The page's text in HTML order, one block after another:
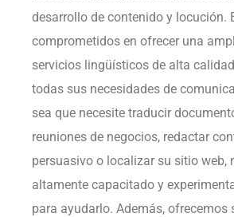
desarrollo de contenido y locución.
comprometidos en ofrecer una
servicios lingüísticos de alta
todas sus necesidades de
sea que necesite traducir
reuniones de negocios, redactar
persuasivo o localizar su sitio web,
altamente capacitado y
para ayudarlo. Además, ofrecemos